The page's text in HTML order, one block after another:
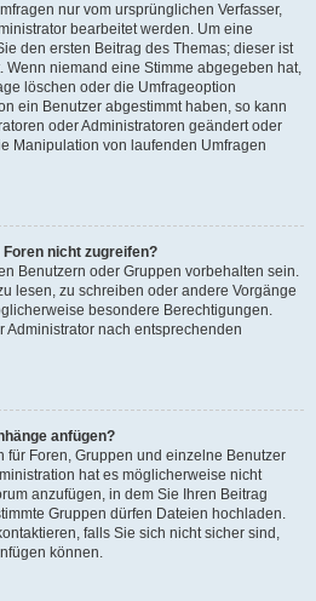
nur vom ursprünglichen Verfasser,
bearbeitet werden. Um eine
den ersten Beitrag des Themas; dieser ist
Wenn niemand eine Stimme abgegeben hat,
löschen oder die Umfrageoption
ein Benutzer abgestimmt haben, so kann
oder Administratoren geändert oder
Manipulation von laufenden Umfragen
nicht zugreifen?
Benutzern oder Gruppen vorbehalten sein.
lesen, zu schreiben oder andere Vorgänge
besondere Berechtigungen.
Administrator nach entsprechenden
anfügen?
für Foren, Gruppen und einzelne Benutzer
hat es möglicherweise nicht
anzufügen, in dem Sie Ihren Beitrag
Gruppen dürfen Dateien hochladen.
falls Sie sich nicht sicher sind,
können.